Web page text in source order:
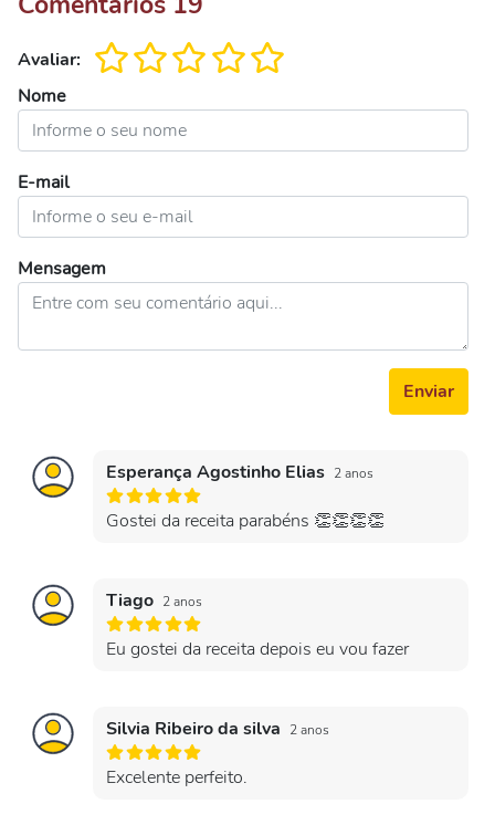
Avaliar:
Nome
E-mail
Mensagem
Enviar
Esperança Agostinho Elias 2 anos
Gostei da receita parabéns 👏👏👏👏
Tiago 2 anos
Eu gostei da receita depois eu vou fazer
Silvia Ribeiro da silva 2 anos
Excelente perfeito.